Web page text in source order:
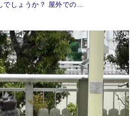
でしょうか？ 屋外での…